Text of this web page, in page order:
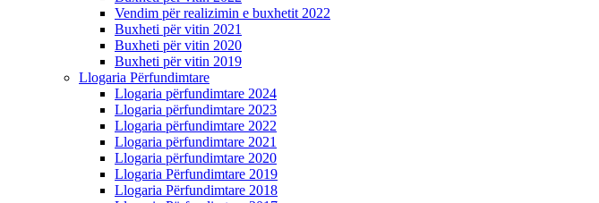
Vendim për realizimin e buxhetit 2022
Buxheti për vitin 2021
Buxheti për vitin 2020
Buxheti për vitin 2019
Llogaria Përfundimtare
Llogaria përfundimtare 2024
Llogaria përfundimtare 2023
Llogaria përfundimtare 2022
Llogaria përfundimtare 2021
Llogaria përfundimtare 2020
Llogaria Përfundimtare 2019
Llogaria Përfundimtare 2018